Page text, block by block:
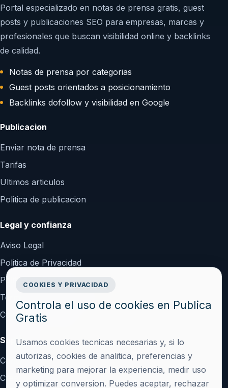
Portal especializado en notas de prensa gratis, guest
posts y publicaciones SEO para empresas, marcas y
profesionales que buscan visibilidad online y backlinks
de calidad.
Notas de prensa por categorias
Guest posts orientados a posicionamiento
Backlinks dofollow y visibilidad en Google
Publicacion
Enviar nota de prensa
Tarifas
Ultimos articulos
Politica de publicacion
Legal y confianza
Aviso Legal
Politica de Privacidad
Politica de Cookies
Terminos y Condiciones
Configurar cookies
Soporte
Contacto
Crear cuenta
COOKIES Y PRIVACIDAD
Controla el uso de cookies en Publica
Gratis
Usamos cookies tecnicas necesarias y, si lo
autorizas, cookies de analitica, preferencias y
marketing para mejorar la experiencia, medir uso
y optimizar conversion. Puedes aceptar, rechazar